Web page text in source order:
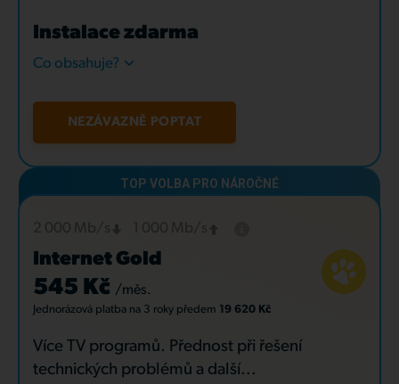
Instalace zdarma
Co obsahuje?
NEZÁVAZNĚ POPTAT
Internet Gold
545 Kč /měs.
Jednorázová platba na 3 roky předem 19 620 Kč
Více TV programů. Přednost při řešení
technických problémů a další...